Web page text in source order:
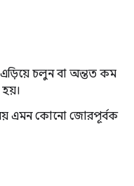
এড়িয়ে চলুন বা অন্তত কম
এমন কোনো জোরপূর্বক